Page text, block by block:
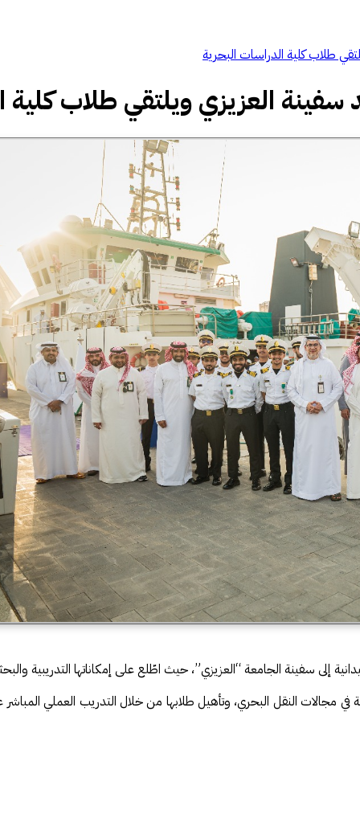
طلاب كلية الدراسات البحرية
العزيزي ويلتقي طلاب كلية
إلى سفينة الجامعة “العزيزي”، حيث اطّلع على إمكاناتها التدريبية
في مجالات النقل البحري، وتأهيل طلابها من خلال التدريب العملي